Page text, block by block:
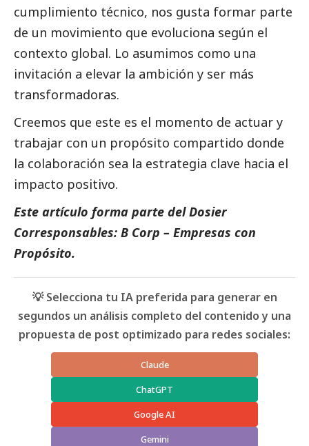
cumplimiento técnico, nos gusta formar parte
de un movimiento que evoluciona según el
contexto global. Lo asumimos como una
invitación a elevar la ambición y ser más
transformadoras.
Creemos que este es el momento de actuar y
trabajar con un propósito compartido donde
la colaboración sea la estrategia clave hacia el
impacto positivo.
Este artículo forma parte del Dosier
Corresponsables: B Corp – Empresas con
Propósito.
💡 Selecciona tu IA preferida para generar en
segundos un análisis completo del contenido y una
propuesta de post optimizado para redes sociales:
Claude
ChatGPT
Google AI
Gemini